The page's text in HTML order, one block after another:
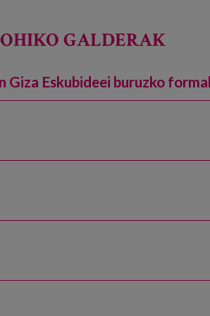
GALDERAK
Eskubideei buruzko